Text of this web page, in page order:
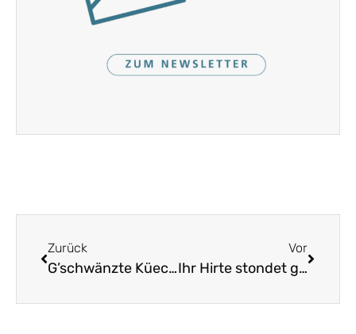
Zurück
G’schwänzte Küechle mag i gera
Vor
Ihr Hirte stondet gschwind auf